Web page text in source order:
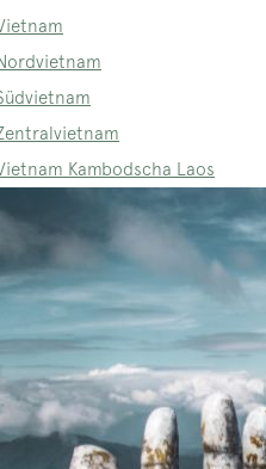
Kambodscha Laos